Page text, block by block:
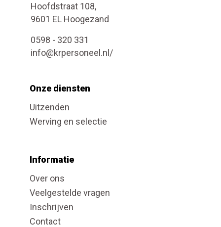
Hoofdstraat 108,
9601 EL Hoogezand
0598 - 320 331
info@krpersoneel.nl/
Onze diensten
Uitzenden
Werving en selectie
Informatie
Over ons
Veelgestelde vragen
Inschrijven
Contact